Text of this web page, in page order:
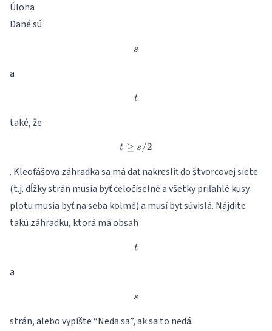
Úloha
Dané sú
s
s
a
t
t
také, že
t \geq s/2
t ≥ s/2
. Kleofášova záhradka sa má dať nakresliť do štvorcovej siete
(t.j. dĺžky strán musia byť celočíselné a všetky priľahlé kusy
plotu musia byť na seba kolmé) a musí byť súvislá. Nájdite
takú záhradku, ktorá má obsah
t
t
a
s
s
strán, alebo vypíšte “Neda sa”, ak sa to nedá.